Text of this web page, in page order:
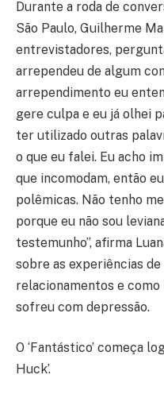
Durante a roda de
São Paulo, Guilherme
entrevistadores,
arrependeu de algum
arrependimento eu
gere culpa e eu já olhei
ter utilizado outras
o que eu falei. Eu acho
que incomodam, então
polêmicas. Não tenho
porque eu não sou
testemunho”, afirma
sobre as experiências
relacionamentos e como
sofreu com depressão.
O ‘Fantástico’ começa
Huck’.